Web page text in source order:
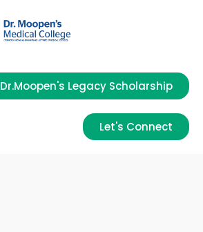
Dr.Moopen's Legacy Scholarship
Let's Connect